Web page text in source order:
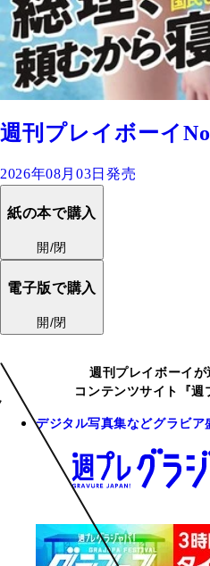
週刊プレイボーイ
2026年08月03日発売
紙の本で購入
開/閉
電子版で購入
開/閉
週刊プレイボーイ
コンテンツサイト『週
デジタル写真集などグラビア